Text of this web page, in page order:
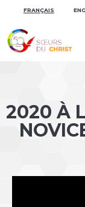
Aller
navigation
personnelsFRANÇAIS
2020 À